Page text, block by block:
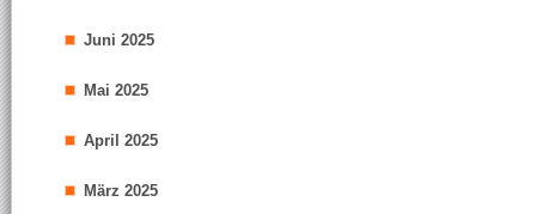
Juni 2025
Mai 2025
April 2025
März 2025